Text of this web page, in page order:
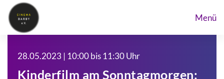
Menü
28.05.2023 | 10:00 bis 11:30 Uhr
Kinderfilm am Sonntagmorgen: